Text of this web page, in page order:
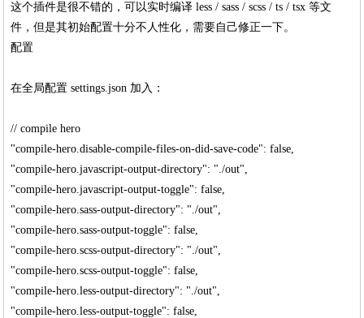
这个插件是很不错的，可以实时编译 less / sass / scss / ts / tsx 等文
件，但是其初始配置十分不人性化，需要自己修正一下。
配置
在全局配置 settings.json 加入：
// compile hero
"compile-hero.disable-compile-files-on-did-save-code": false,
"compile-hero.javascript-output-directory": "./out",
"compile-hero.javascript-output-toggle": false,
"compile-hero.sass-output-directory": "./out",
"compile-hero.sass-output-toggle": false,
"compile-hero.scss-output-directory": "./out",
"compile-hero.scss-output-toggle": false,
"compile-hero.less-output-directory": "./out",
"compile-hero.less-output-toggle": false,